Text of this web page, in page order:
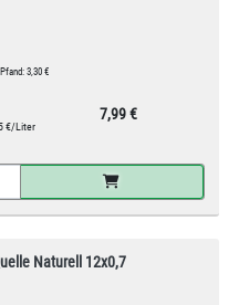
3,30 €
7,99 €
€/Liter
Naturell 12x0,7